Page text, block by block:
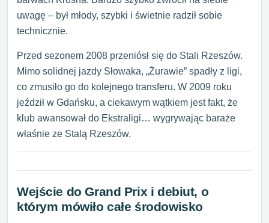
uwagę – był młody, szybki i świetnie radził sobie
technicznie.
Przed sezonem 2008 przeniósł się do Stali Rzeszów.
Mimo solidnej jazdy Słowaka, „Żurawie” spadły z ligi,
co zmusiło go do kolejnego transferu. W 2009 roku
jeździł w Gdańsku, a ciekawym wątkiem jest fakt, że
klub awansował do Ekstraligi… wygrywając baraże
właśnie ze Stalą Rzeszów.
Wejście do Grand Prix i debiut, o
którym mówiło całe środowisko